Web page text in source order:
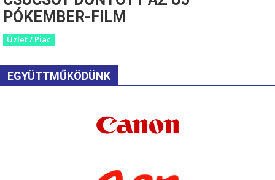
PÓKEMBER-FILM
Üzlet / Piac
EGYÜTTMŰKÖDÜNK